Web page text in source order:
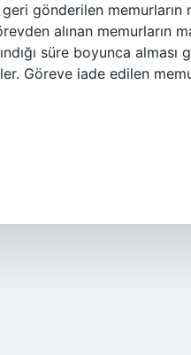
gönderilen memurların
alınan memurların
süre boyunca alması
Göreve iade edilen